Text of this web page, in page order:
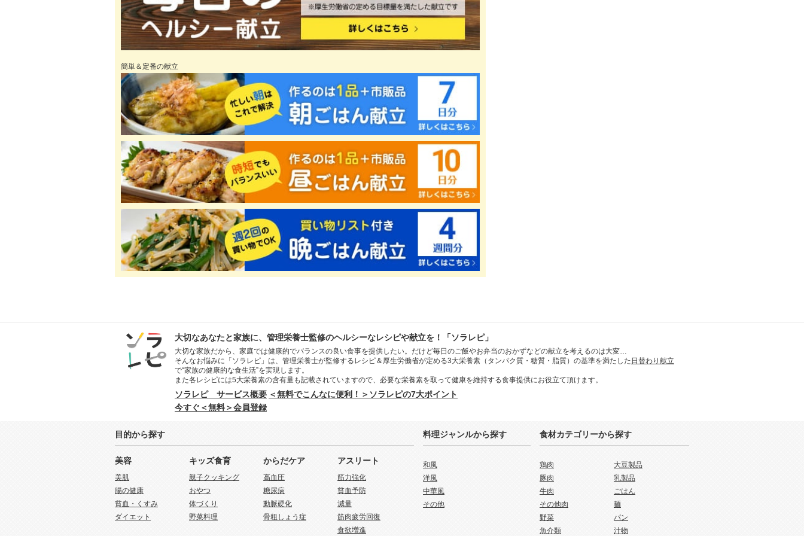
簡単＆定番の献立
大切なあなたと家族に、管理栄養士監修のヘルシーなレシピや献立を！「ソラレピ」
大切な家族だから、家庭では健康的でバランスの良い食事を提供したい。だけど毎日のご飯やお弁当のおかずなどの献立を考えるのは大変…
そんなお悩みに「ソラレピ」は、管理栄養士が監修するレシピ＆厚生労働省が定める3大栄養素（タンパク質・糖質・脂質）の基準を満たした 日替わり献立
で“家族の健康的な食生活”を実現します。
また各レシピには5大栄養素の含有量も記載されていますので、必要な栄養素を取って健康を維持する食事提供にお役立て頂けます。
ソラレピ サービス概要 ＜無料でこんなに便利！＞ソラレピの7大ポイント
今すぐ＜無料＞会員登録
目的から探す
美容
美肌
腸の健康
貧血・くすみ
ダイエット
キッズ食育
親子クッキング
おやつ
体づくり
野菜料理
からだケア
高血圧
糖尿病
動脈硬化
骨粗しょう症
アスリート
筋力強化
貧血予防
減量
筋肉疲労回復
食欲増進
料理ジャンルから探す
和風
洋風
中華風
その他
食材カテゴリーから探す
鶏肉
豚肉
牛肉
その他肉
野菜
魚介類
大豆製品
乳製品
ごはん
麺
パン
汁物